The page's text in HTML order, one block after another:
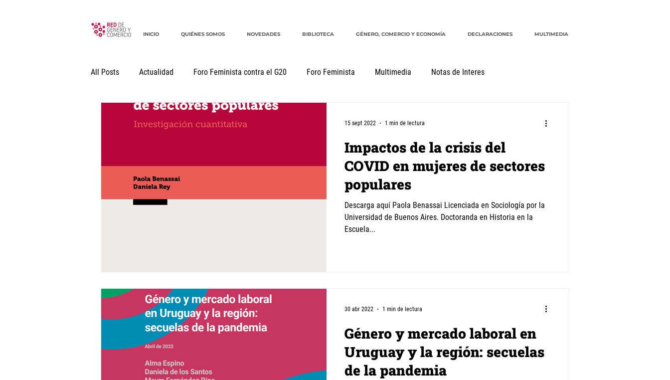
INICIO QUIÉNES SOMOS NOVEDADES BIBLIOTECA GÉNERO, COMERCIO Y ECONOMÍA DECLARACIONES MULTIMEDIA
All Posts Actualidad Foro Feminista contra el G20 Foro Feminista Multimedia Notas de Interes
Seminario Internacional Documentos Declaraciones
Impactos de la crisis del
COVID en mujeres de sectores
populares
Descarga aquí Paola Benassai Licenciada en Sociología por la
Universidad de Buenos Aires. Doctoranda en Historia en la
Escuela...
15 sept 2022 1 min de lectura
Género y mercado laboral en
Uruguay y la región: secuelas
de la pandemia
30 abr 2022 1 min de lectura